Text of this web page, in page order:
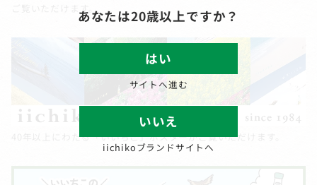
ご覧いただけます。
40年以上にわたる「いいちこ」ポスターがご覧いただけます。
あなたは20歳以上ですか？
はい
サイトへ進む
いいえ
iichikoブランドサイトへ